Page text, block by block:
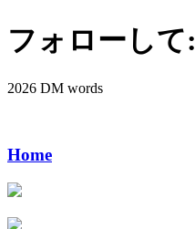
フォローして:
2026 DM words
Home